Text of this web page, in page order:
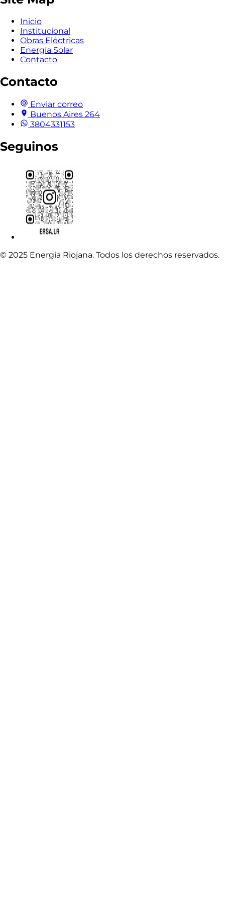
Inicio
Institucional
Obras Eléctricas
Energia Solar
Contacto
Contacto
Enviar correo
Buenos Aires 264
3804331153
Seguinos
© 2025 Energia Riojana. Todos los derechos reservados.